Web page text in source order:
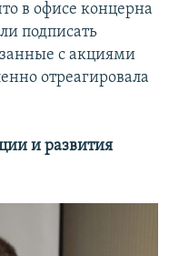
в офисе концерна
подписать
с акциями
отреагировала
и развития